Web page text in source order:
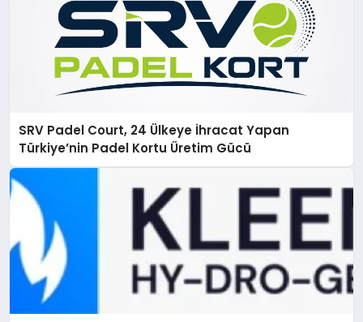
SRV Padel Court, 24 Ülkeye İhracat Yapan
Türkiye’nin Padel Kortu Üretim Gücü